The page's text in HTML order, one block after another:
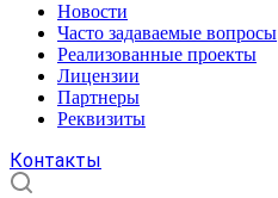
Новости
Часто задаваемые вопросы
Реализованные проекты
Лицензии
Партнеры
Реквизиты
Контакты